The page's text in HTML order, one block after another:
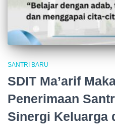
SANTRI BARU
SDIT Ma’arif
Penerimaan
Sinergi Keluarga